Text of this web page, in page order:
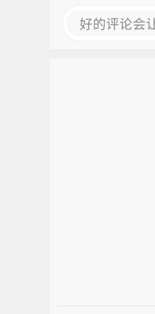
好的评论会